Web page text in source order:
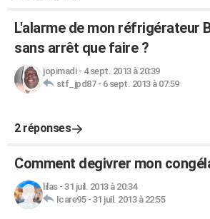
L'alarme de mon réfrigérateur
sans arrêt que faire ?
jopimadi- 4 sept. 2013 à 20:39
stf_jpd87- 6 sept. 2013 à 07:59
2 réponses
Comment degivrer mon
lilas- 31 juil. 2013 à 20:34
Icare95- 31 juil. 2013 à 22:55